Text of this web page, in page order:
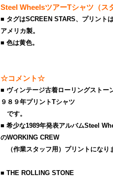
Steel WheelsツアーTシャツ（ス
■ タグはSCREEN STARS、プリント
アメリカ製。
■ 色は黄色。
☆コメント☆
■ ヴィンテージ古着ローリングストー
９８９年プリントTシャツ
です。
■ 希少な1989年発表アルバムSteel
のWORKING CREW
（作業スタッフ用）プリントになり
■ THE ROLLING STONE